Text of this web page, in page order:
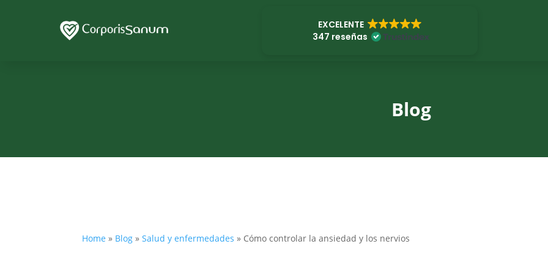
EXCELENTE
347 reseñas
Blog
Home » Blog »Salud y enfermedades » Cómo controlar la ansiedad y los nervios